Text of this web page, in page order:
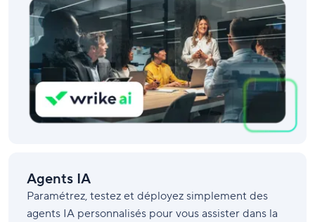
Agents IA
Paramétrez, testez et déployez simplement des
agents IA personnalisés pour vous assister dans la